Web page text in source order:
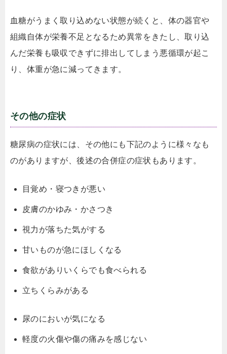
血糖がうまく取り込めない状態が続くと、体の器官や
組織自体が栄養不足となるため異常をきたし、取り込
んだ栄養も吸収できずに排出してしまう悪循環が起こ
り、体重が急に減ってきます。
その他の症状
糖尿病の症状には、その他にも下記のように様々なも
のがありますが、後述の合併症の症状もあります。
目覚め・寝つきが悪い
皮膚のかゆみ・かさつき
視力が落ちた気がする
甘いものが急にほしくなる
食欲がありいくらでも食べられる
立ちくらみがある
尿のにおいが気になる
軽度の火傷や傷の痛みを感じない